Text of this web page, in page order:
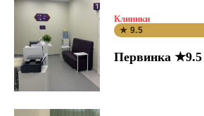
Клиники
★ 9.5
Первинка ★9.5